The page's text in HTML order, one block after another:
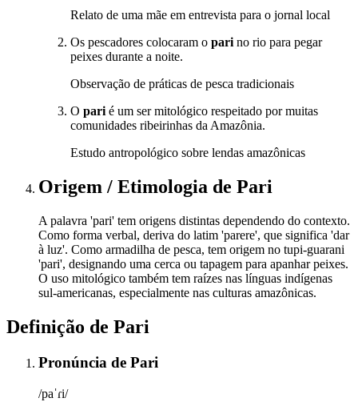
Relato de uma mãe em entrevista para o jornal local
Os pescadores colocaram o pari no rio para pegar
peixes durante a noite.
Observação de práticas de pesca tradicionais
O pari é um ser mitológico respeitado por muitas
comunidades ribeirinhas da Amazônia.
Estudo antropológico sobre lendas amazônicas
Origem / Etimologia de Pari
A palavra 'pari' tem origens distintas dependendo do contexto.
Como forma verbal, deriva do latim 'parere', que significa 'dar
à luz'. Como armadilha de pesca, tem origem no tupi-guarani
'pari', designando uma cerca ou tapagem para apanhar peixes.
O uso mitológico também tem raízes nas línguas indígenas
sul-americanas, especialmente nas culturas amazônicas.
Definição de Pari
Pronúncia de Pari
/paˈɾi/